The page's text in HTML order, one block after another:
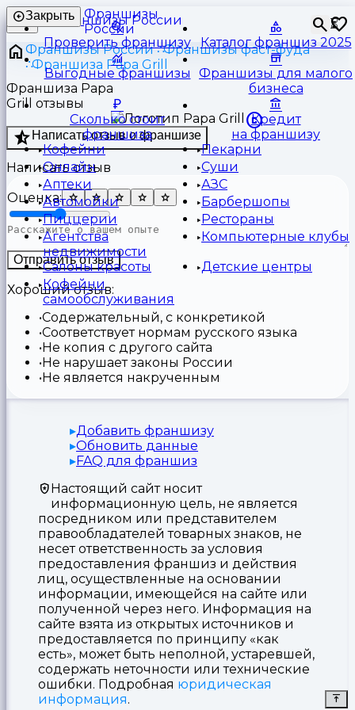
Франшизы
России
⏳
Закрыть
Проверить франшизу Каталог франшиз 2025
Выгодные франшизы
Франшизы для малого
бизнеса
Сколько стоит
франшиза
Кредит
на франшизу
Кофейни
Пекарни
Онлайн
Суши
Аптеки
АЗС
Автомойки
Барбершопы
Пиццерии
Рестораны
Агентства
недвижимости
Компьютерные клубы
Салоны красоты
Детские центры
Кофейни
самообслуживания
Франшизы России
Франшизы фаст-фуда
Франшиза Papa Grill
Франшиза Papa
Grill отзывы
Написать отзыв о франшизе
Написать отзыв
Оценка:
Отправить отзыв
Хороший отзыв:
Содержательный, с конкретикой
Соответствует нормам русского языка
Не копия с другого сайта
Не нарушает законы России
Не является накрученным
Добавить франшизу
Обновить данные
FAQ для франшиз
Настоящий сайт носит
информационную цель, не является
посредником или представителем
правообладателей товарных знаков, не
несет ответственность за условия
предоставления франшиз и действия
лиц, осуществленные на основании
информации, имеющейся на сайте или
полученной через него. Информация на
сайте взята из открытых источников и
предоставляется по принципу «как
есть», может быть неполной, устаревшей,
содержать неточности или технические
ошибки. Подробная юридическая
информация.